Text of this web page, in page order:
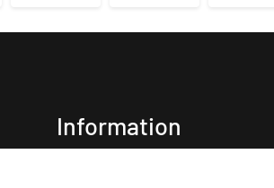
Information
Kopien aus der Bilder- und Foto-PlattformUnsplash. Falls Sie diese